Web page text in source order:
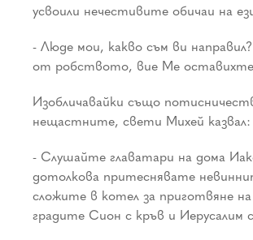
усвоили нечестивите обичаи на
- Люде мои, какво съм ви
от робството, вие Ме оставихте
Изобличавайки също
нещастните, свети Михей казвал:
- Слушайте главатари на дома
дотолкова притеснявате
сложите в котел за приготвяне
градите Сион с кръв и Иерусалим